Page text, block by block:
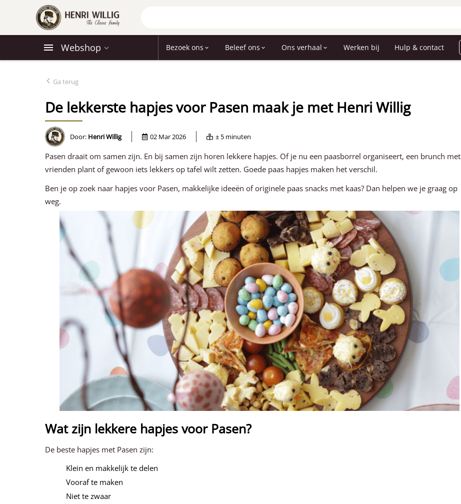
Webshop Bezoek ons Beleef ons Ons verhaal Werken bij Hulp & contact
Ga terug
De lekkerste hapjes voor Pasen maak je met Henri Willig
Door: Henri Willig 02 Mar 2026 ± 5 minuten
Pasen draait om samen zijn. En bij samen zijn horen lekkere hapjes. Of je nu een paasborrel organiseert, een brunch met
vrienden plant of gewoon iets lekkers op tafel wilt zetten. Goede paas hapjes maken het verschil.
Ben je op zoek naar hapjes voor Pasen, makkelijke ideeën of originele paas snacks met kaas? Dan helpen we je graag op
weg.
Wat zijn lekkere hapjes voor Pasen?
De beste hapjes met Pasen zijn:
Klein en makkelijk te delen
Vooraf te maken
Niet te zwaar